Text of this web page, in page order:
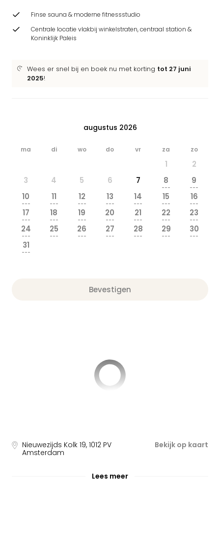
Finse sauna & moderne fitnessstudio
Centrale locatie vlakbij winkelstraten, centraal station &
Koninklijk Paleis
Wees er snel bij en boek nu met korting tot 27 juni
2025!
augustus 2026
ma di wo do vr za zo
1
2
3
4 5 6 7 8
---
9
---
10
---
11
---
12
---
13
---
14
---
15
---
16
---
17
---
18
---
19
---
20
---
21
---
22
---
23
---
24
---
25
---
26
---
27
---
28
---
29
---
30
---
31
---
Bevestigen
Nieuwezijds Kolk 19, 1012 PV
Amsterdam
Bekijk op kaart
Lees meer